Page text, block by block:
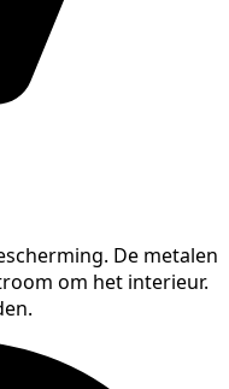
De metalen
om het interieur.